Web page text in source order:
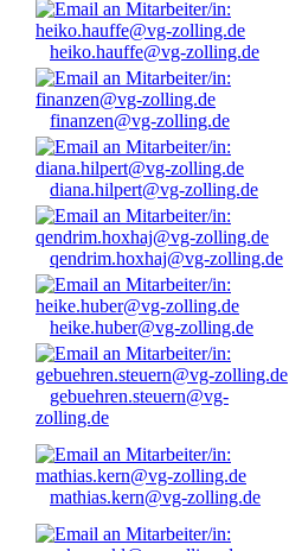
heiko.hauffe@vg-zolling.de
finanzen@vg-zolling.de
diana.hilpert@vg-zolling.de
qendrim.hoxhaj@vg-zolling.de
heike.huber@vg-zolling.de
gebuehren.steuern@vg-
zolling.de
mathias.kern@vg-zolling.de